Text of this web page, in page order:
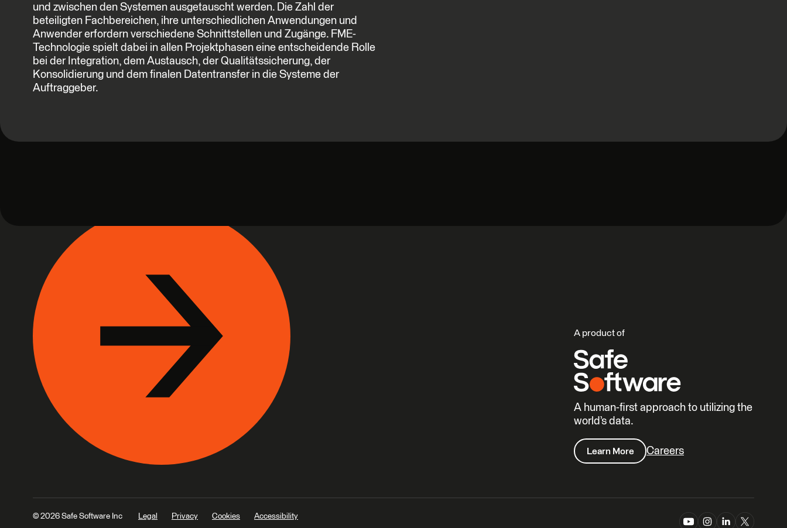
und zwischen den Systemen ausgetauscht werden. Die Zahl der
beteiligten Fachbereichen, ihre unterschiedlichen Anwendungen und
Anwender erfordern verschiedene Schnittstellen und Zugänge. FME-
Technologie spielt dabei in allen Projektphasen eine entscheidende Rolle
bei der Integration, dem Austausch, der Qualitätssicherung, der
Konsolidierung und dem finalen Datentransfer in die Systeme der
Auftraggeber.
A product of
A human-first approach to utilizing the
world’s data.
Learn More Careers
© 2026 Safe Software Inc Legal Privacy Cookies Accessibility